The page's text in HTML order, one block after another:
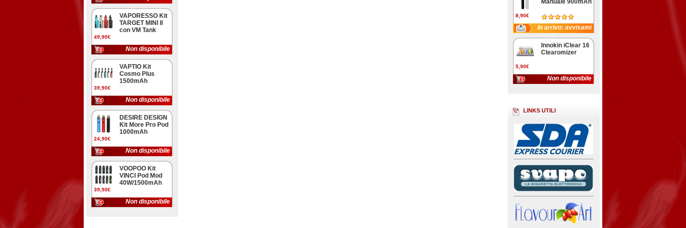
49,90€
VAPORESSO Kit
TARGET MINI II
con VM Tank
Non disponibile
39,90€
VAPTIO Kit
Cosmo Plus
1500mAh
Non disponibile
24,90€
DESIRE DESIGN
Kit More Pro Pod
1000mAh
Non disponibile
39,90€
VOOPOO Kit
VINCI Pod Mod
40W/1500mAh
Non disponibile
8,90€
Manuale 900mAh
In arrivo: avvisami
5,90€
Innokin iClear 16
Clearomizer
Non disponibile
LINKS UTILI